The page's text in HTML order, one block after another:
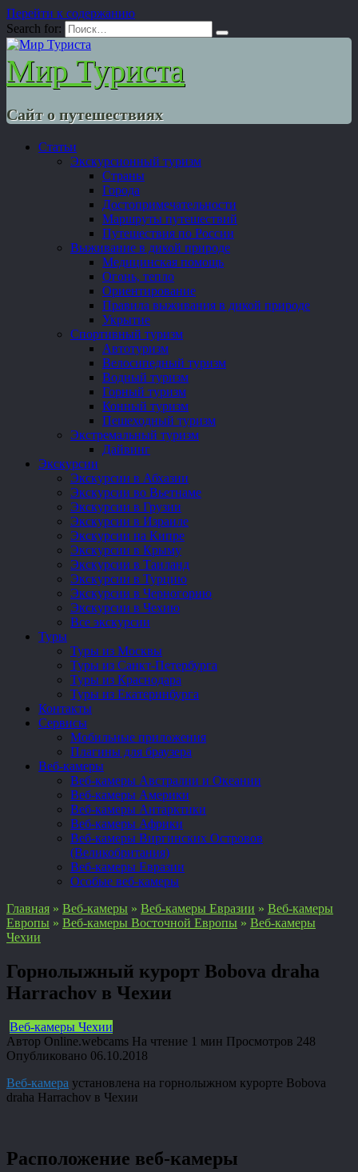
Перейти к содержанию
Search for:
Мир Туриста
Сайт о путешествиях
Статьи
Экскурсионный туризм
Страны
Города
Достопримечательности
Маршруты путешествий
Путешествия по России
Выживание в дикой природе
Медицинская помощь
Огонь, тепло
Ориентирование
Правила выживания в дикой природе
Укрытие
Спортивный туризм
Автотуризм
Велосипедный туризм
Водный туризм
Горный туризм
Конный туризм
Пешеходный туризм
Экстремальный туризм
Дайвинг
Экскурсии
Экскурсии в Абхазии
Экскурсии во Вьетнаме
Экскурсии в Грузии
Экскурсии в Израиле
Экскурсии на Кипре
Экскурсии в Крыму
Экскурсии в Таиланд
Экскурсии в Турцию
Экскурсии в Черногорию
Экскурсии в Чехию
Все экскурсии
Туры
Туры из Москвы
Туры из Санкт-Петербурга
Туры из Краснодара
Туры из Екатеринбурга
Контакты
Сервисы
Мобильные приложения
Плагины для браузера
Веб-камеры
Веб-камеры Австралии и Океании
Веб-камеры Америки
Веб-камеры Антарктики
Веб-камеры Африки
Веб-камеры Виргинских Островов
(Великобритания)
Веб-камеры Евразии
Особые веб-камеры
Главная » Веб-камеры » Веб-камеры Евразии » Веб-камеры
Европы » Веб-камеры Восточной Европы » Веб-камеры
Чехии
Горнолыжный курорт Bobova draha
Harrachov в Чехии
Веб-камеры Чехии
Автор Online.webcams На чтение 1 мин Просмотров 248
Опубликовано 06.10.2018
Веб-камера установлена на горнолыжном курорте Bobova
draha Harrachov в Чехии
Расположение веб-камеры